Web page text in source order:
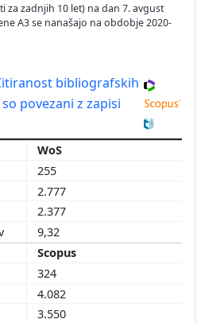
za zadnjih 10 let) na dan 7. avgust
A3 se nanašajo na obdobje 2020-
bibliografskih
povezani z zapisi
WoS
255
2.777
2.377
9,32
Scopus
324
4.082
3.550